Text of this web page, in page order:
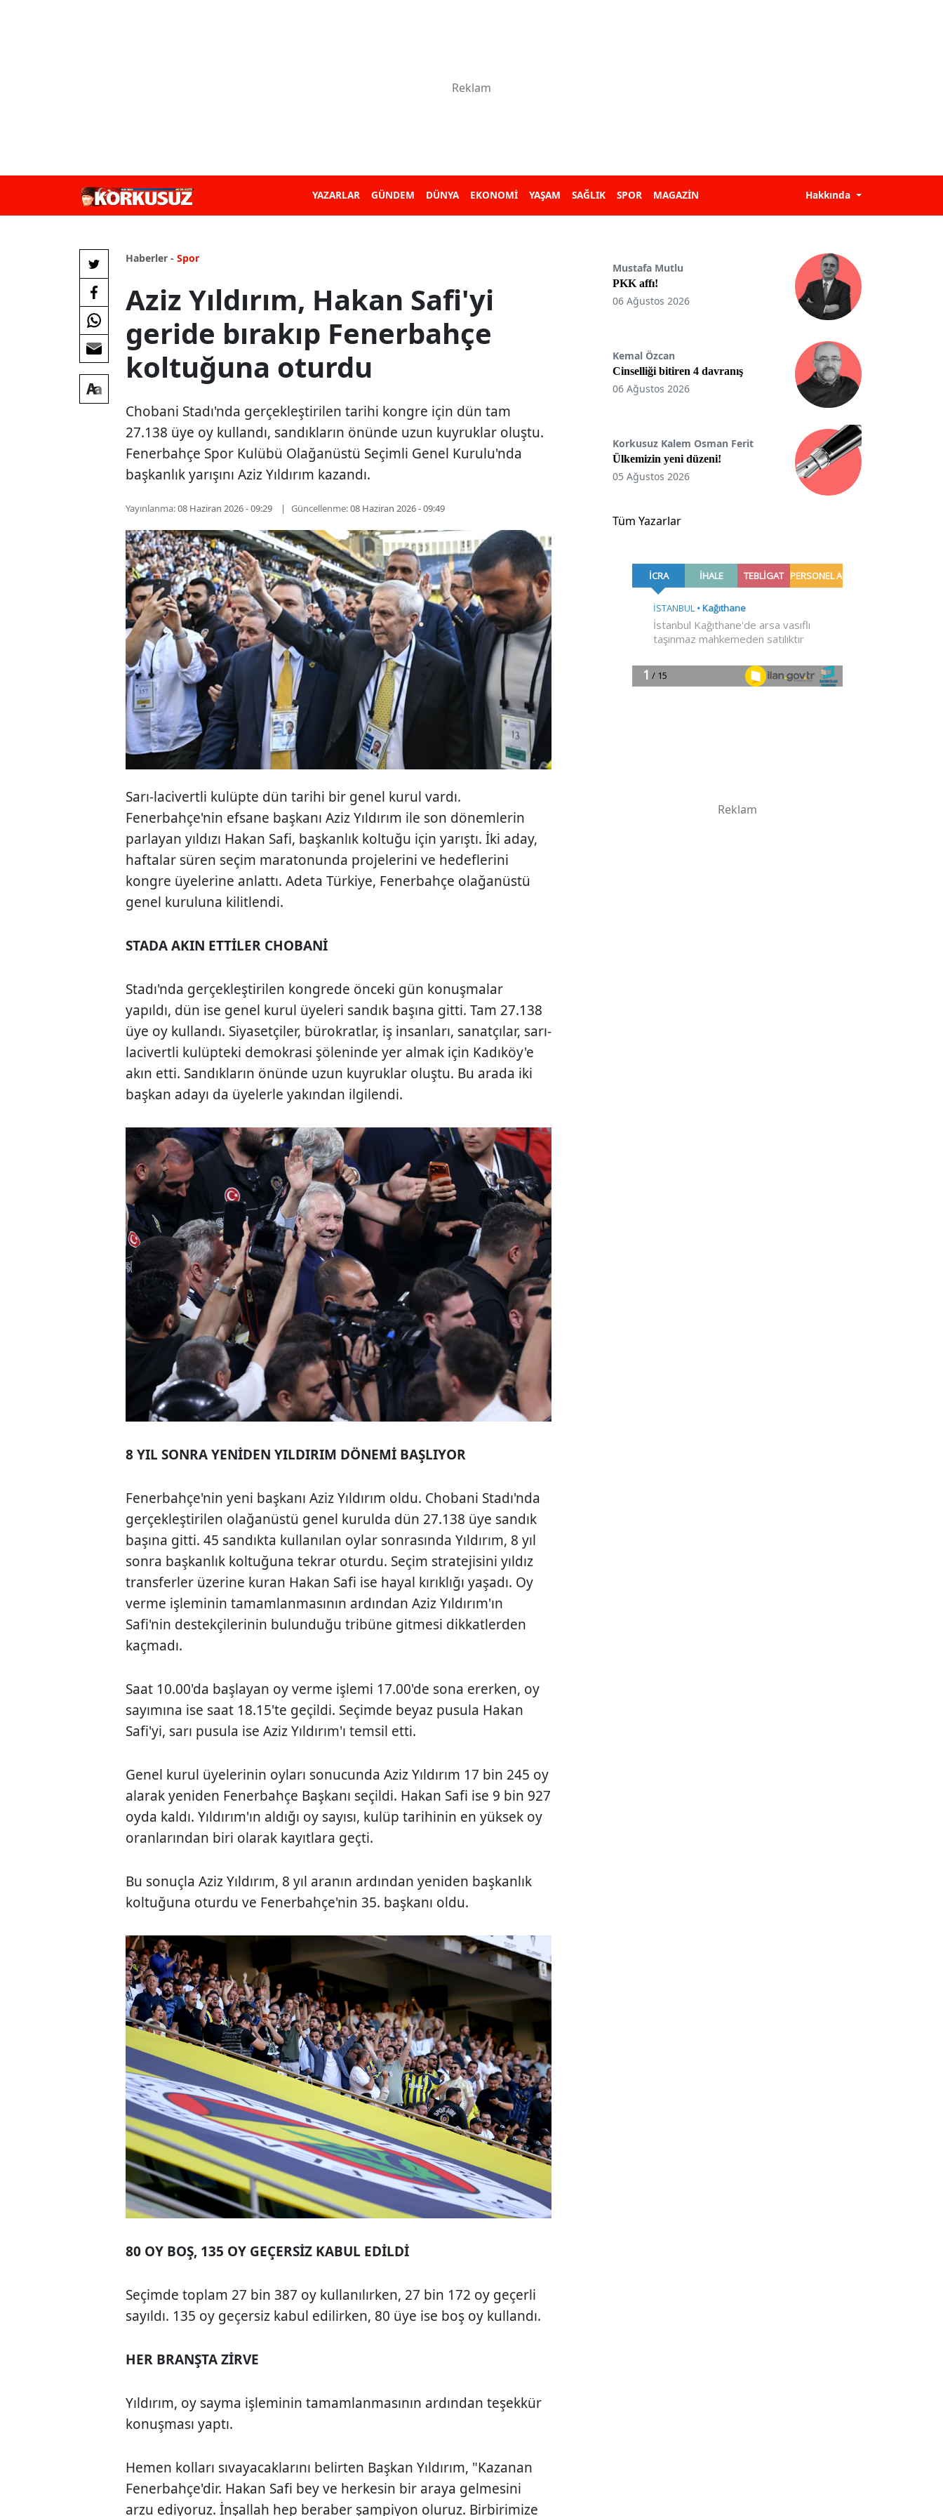
YAZARLAR GÜNDEM DÜNYA EKONOMİ YAŞAM SAĞLIK SPOR MAGAZİN Hakkında
Haberler - Spor
Aziz Yıldırım, Hakan Safi'yi
geride bırakıp Fenerbahçe
koltuğuna oturdu
Chobani Stadı'nda gerçekleştirilen tarihi kongre için dün tam
27.138 üye oy kullandı, sandıkların önünde uzun kuyruklar oluştu.
Fenerbahçe Spor Kulübü Olağanüstü Seçimli Genel Kurulu'nda
başkanlık yarışını Aziz Yıldırım kazandı.
Yayınlanma:08 Haziran 2026 - 09:29 Güncellenme:08 Haziran 2026 - 09:49
Sarı-lacivertli kulüpte dün tarihi bir genel kurul vardı.
Fenerbahçe'nin efsane başkanı Aziz Yıldırım ile son dönemlerin
parlayan yıldızı Hakan Safi, başkanlık koltuğu için yarıştı. İki aday,
haftalar süren seçim maratonunda projelerini ve hedeflerini
kongre üyelerine anlattı. Adeta Türkiye, Fenerbahçe olağanüstü
genel kuruluna kilitlendi.
STADA AKIN ETTİLER CHOBANİ
Stadı'nda gerçekleştirilen kongrede önceki gün konuşmalar
yapıldı, dün ise genel kurul üyeleri sandık başına gitti. Tam 27.138
üye oy kullandı. Siyasetçiler, bürokratlar, iş insanları, sanatçılar, sarı-
lacivertli kulüpteki demokrasi şöleninde yer almak için Kadıköy'e
akın etti. Sandıkların önünde uzun kuyruklar oluştu. Bu arada iki
başkan adayı da üyelerle yakından ilgilendi.
8 YIL SONRA YENİDEN YILDIRIM DÖNEMİ BAŞLIYOR
Fenerbahçe'nin yeni başkanı Aziz Yıldırım oldu. Chobani Stadı'nda
gerçekleştirilen olağanüstü genel kurulda dün 27.138 üye sandık
başına gitti. 45 sandıkta kullanılan oylar sonrasında Yıldırım, 8 yıl
sonra başkanlık koltuğuna tekrar oturdu. Seçim stratejisini yıldız
transferler üzerine kuran Hakan Safi ise hayal kırıklığı yaşadı. Oy
verme işleminin tamamlanmasının ardından Aziz Yıldırım'ın
Safi'nin destekçilerinin bulunduğu tribüne gitmesi dikkatlerden
kaçmadı.
Saat 10.00'da başlayan oy verme işlemi 17.00'de sona ererken, oy
sayımına ise saat 18.15'te geçildi. Seçimde beyaz pusula Hakan
Safi'yi, sarı pusula ise Aziz Yıldırım'ı temsil etti.
Genel kurul üyelerinin oyları sonucunda Aziz Yıldırım 17 bin 245 oy
alarak yeniden Fenerbahçe Başkanı seçildi. Hakan Safi ise 9 bin 927
oyda kaldı. Yıldırım'ın aldığı oy sayısı, kulüp tarihinin en yüksek oy
oranlarından biri olarak kayıtlara geçti.
Bu sonuçla Aziz Yıldırım, 8 yıl aranın ardından yeniden başkanlık
koltuğuna oturdu ve Fenerbahçe'nin 35. başkanı oldu.
80 OY BOŞ, 135 OY GEÇERSİZ KABUL EDİLDİ
Seçimde toplam 27 bin 387 oy kullanılırken, 27 bin 172 oy geçerli
sayıldı. 135 oy geçersiz kabul edilirken, 80 üye ise boş oy kullandı.
HER BRANŞTA ZİRVE
Yıldırım, oy sayma işleminin tamamlanmasının ardından teşekkür
konuşması yaptı.
Hemen kolları sıvayacaklarını belirten Başkan Yıldırım, "Kazanan
Fenerbahçe'dir. Hakan Safi bey ve herkesin bir araya gelmesini
arzu ediyoruz. İnşallah hep beraber şampiyon oluruz. Birbirimize
Mustafa Mutlu
PKK affı!
06 Ağustos 2026
Kemal Özcan
Cinselliği bitiren 4 davranış
06 Ağustos 2026
Korkusuz Kalem Osman Ferit
Ülkemizin yeni düzeni!
05 Ağustos 2026
Tüm Yazarlar